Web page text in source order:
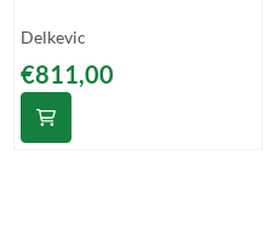
Merk:
Delkevic
Prijs: 811,00
€811,00